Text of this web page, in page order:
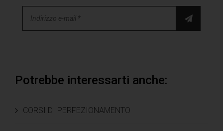
Potrebbe interessarti anche:
CORSI DI PERFEZIONAMENTO